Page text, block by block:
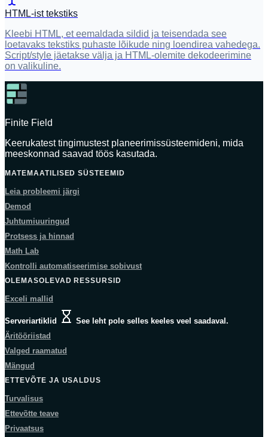
HTML-ist tekstiks
Kleebi HTML, et eemaldada sildid ja teisendada see
loetavaks tekstiks puhaste lõikude ning loendirea vahedega.
Script/style jäetakse välja ja HTML-olemite dekodeerimine
on valikuline.
Finite Field
Keerukatest tingimustest planeerimissüsteemideni, mida
meeskonnad saavad töös kasutada.
MATEMAATILISED SÜSTEEMID
Leia probleemi järgi
Demod
Juhtumiuuringud
Protsess ja hinnad
Math Lab
Kontrolli automatiseerimise sobivust
OLEMASOLEVAD RESSURSID
Exceli mallid
Serveriartiklid
See leht pole selles keeles veel saadaval.
Äritööriistad
Valged raamatud
Mängud
ETTEVÕTE JA USALDUS
Turvalisus
Ettevõtte teave
Privaatsus